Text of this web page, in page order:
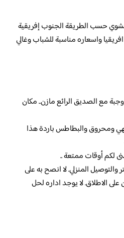
حسب الطريقة الجنوب إفريقية
واسعاره مناسبة للشباب وغالي
مع الصديق الرائع مازن.. مكان
ومحروق والبطاطس باردة هذا
لكم أوقات ممتعة ..
المنزلي. لا انصح به على
الاطلاق. لا يوجد اداره لحل